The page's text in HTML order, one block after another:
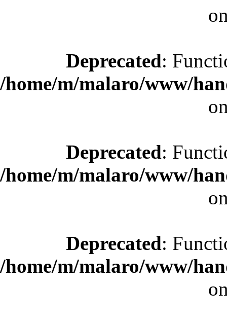
Deprecated:
/home/m/malaro/www/
Deprecated:
/home/m/malaro/www/
Deprecated:
/home/m/malaro/www/